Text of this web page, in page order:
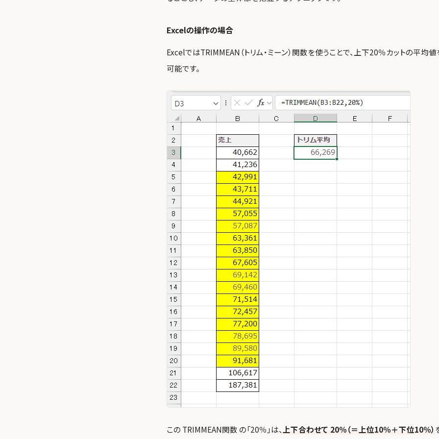
Excelの操作の場合
ExcelではTRIMMEAN（トリム・ミーン）関数を使うことで、上下20％カットの平均
可能です。
この TRIMMEAN関数 の「20％」は、 上下合わせて 20％（＝上位10％＋下位10％）